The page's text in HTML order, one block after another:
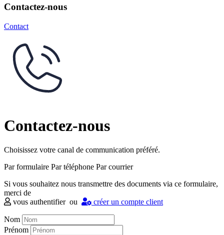
Contactez-nous
Contact
Contactez-nous
Choisissez votre canal de communication préféré.
Par formulaire Par téléphone Par courrier
Si vous souhaitez nous transmettre des documents via ce formulaire,
merci de
vous authentifier ou créer un compte client
Nom
Prénom